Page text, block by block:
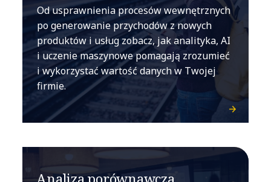
Od usprawnienia procesów wewnętrznych
po generowanie przychodów z nowych
produktów i usług zobacz, jak analityka, AI
i uczenie maszynowe pomagają zrozumieć
i wykorzystać wartość danych w Twojej
firmie.
Analiza porównawcza